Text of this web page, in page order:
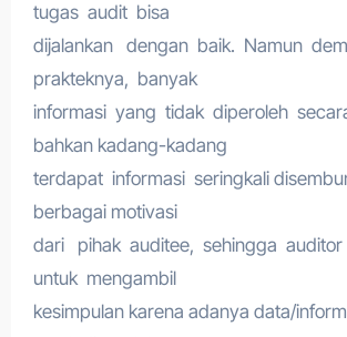
tugas audit bisa
dijalankan dengan baik. Namun
prakteknya, banyak
informasi yang tidak diperoleh
bahkan kadang-kadang
terdapat informasi seringkali
berbagai motivasi
dari pihak auditee, sehingga auditor
untuk mengambil
kesimpulan karena adanya data/